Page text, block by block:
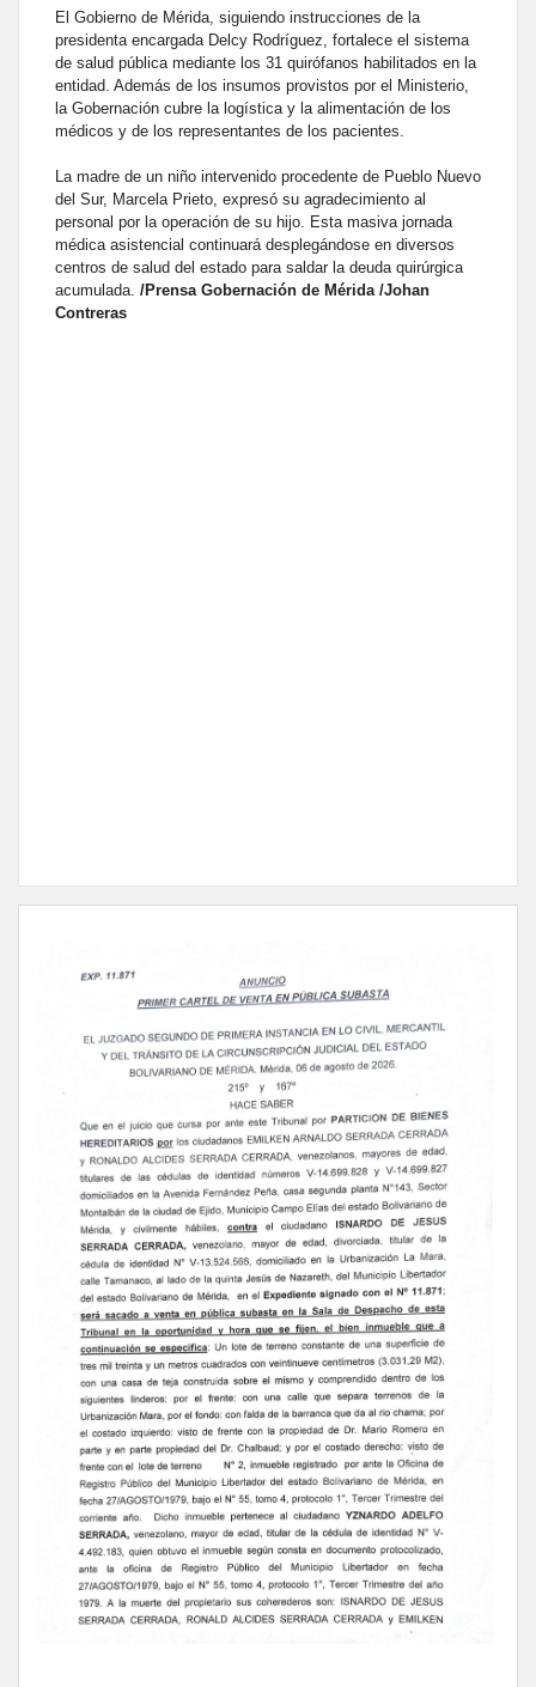
El Gobierno de Mérida, siguiendo instrucciones de la
presidenta encargada Delcy Rodríguez, fortalece el sistema
de salud pública mediante los 31 quirófanos habilitados en la
entidad. Además de los insumos provistos por el Ministerio,
la Gobernación cubre la logística y la alimentación de los
médicos y de los representantes de los pacientes.
La madre de un niño intervenido procedente de Pueblo Nuevo
del Sur, Marcela Prieto, expresó su agradecimiento al
personal por la operación de su hijo. Esta masiva jornada
médica asistencial continuará desplegándose en diversos
centros de salud del estado para saldar la deuda quirúrgica
acumulada. /Prensa Gobernación de Mérida /Johan
Contreras